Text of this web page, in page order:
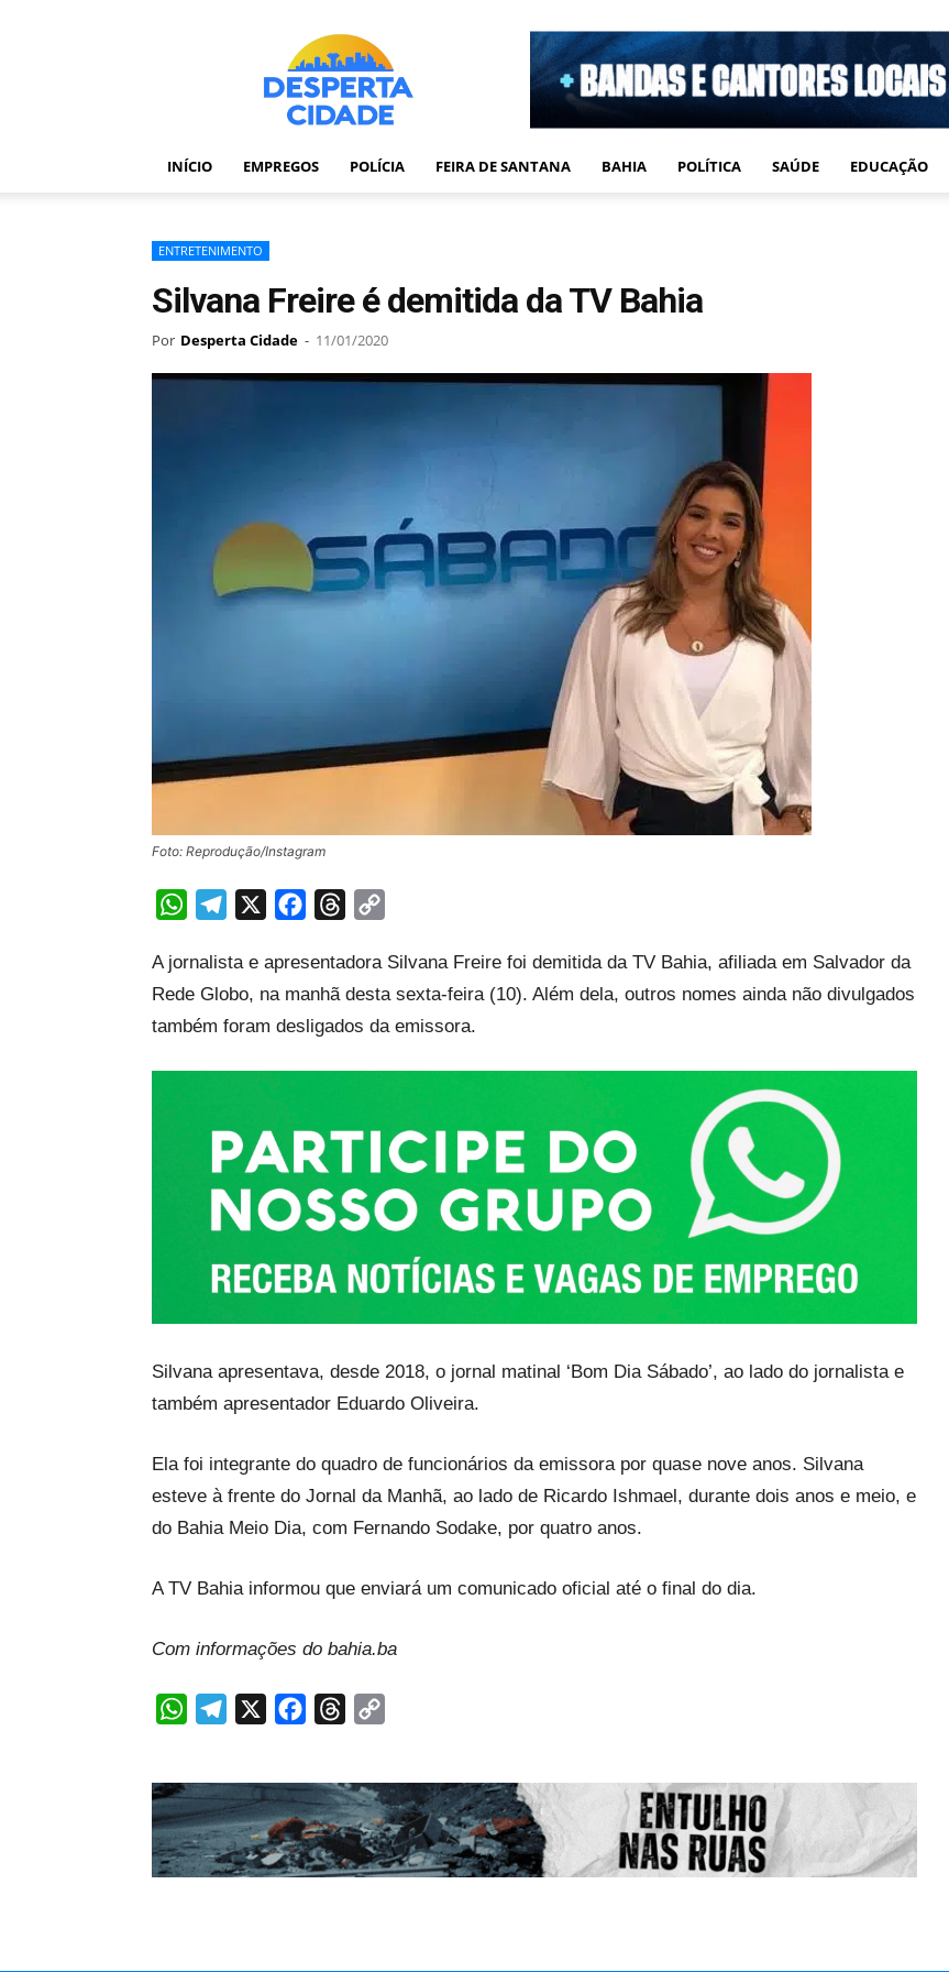
Desperta
Cidade
–
Portal
notícias
Bahia
INÍCIO EMPREGOS POLÍCIA FEIRA DE SANTANA BAHIA POLÍTICA SAÚDE EDUCAÇÃO
ENTRETENIMENTO
Silvana Freire é demitida da TV Bahia
Por Desperta Cidade - 11/01/2020
Foto: Reprodução/Instagram
WhatsAppTelegram FacebookThreads
A jornalista e apresentadora Silvana Freire foi demitida da TV Bahia, afiliada em Salvador da
Rede Globo, na manhã desta sexta-feira (10). Além dela, outros nomes ainda não divulgados
também foram desligados da emissora.
Silvana apresentava, desde 2018, o jornal matinal ‘Bom Dia Sábado’, ao lado do jornalista e
também apresentador Eduardo Oliveira.
Ela foi integrante do quadro de funcionários da emissora por quase nove anos. Silvana
esteve à frente do Jornal da Manhã, ao lado de Ricardo Ishmael, durante dois anos e meio, e
do Bahia Meio Dia, com Fernando Sodake, por quatro anos.
A TV Bahia informou que enviará um comunicado oficial até o final do dia.
Com informações do bahia.ba
WhatsAppTelegram FacebookThreads